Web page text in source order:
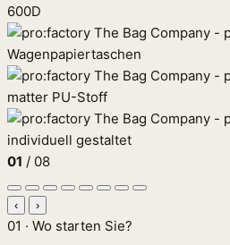
600D
Wagenpapiertaschen
matter PU-Stoff
individuell gestaltet
01 / 08
‹ ›
01 · Wo starten Sie?